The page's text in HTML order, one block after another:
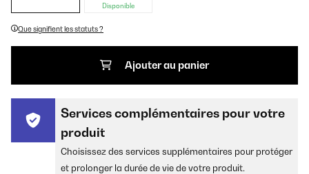
Disponible
Que signifient les statuts ?
Ajouter au panier
Services complémentaires pour votre
produit
Choisissez des services supplémentaires pour protéger
et prolonger la durée de vie de votre produit.